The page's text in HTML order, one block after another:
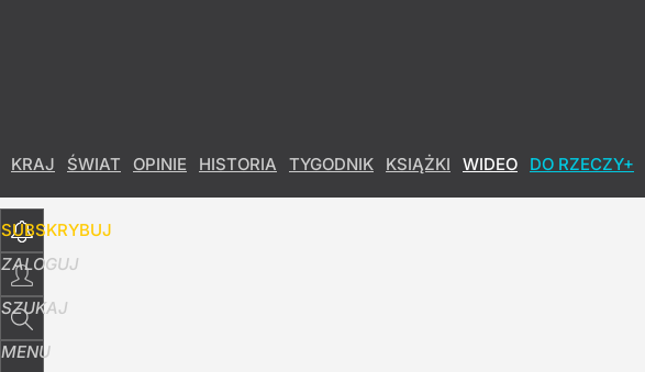
KRAJ ŚWIAT OPINIE HISTORIA TYGODNIK KSIĄŻKI WIDEO DO RZECZY+
SUBSKRYBUJ
ZALOGUJ
SZUKAJ
MENU